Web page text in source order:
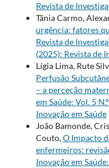
Revista de
Tânia Carmo,
urgência: fatores
Revista de
(2025): Revista de
Lígia Lima, Rute
Perfusão
– a perceção
em Saúde: Vol. 5
Inovação em Saúde
João Bamonde,
Couto,O Impacto
enfermeiros:
Inovação em